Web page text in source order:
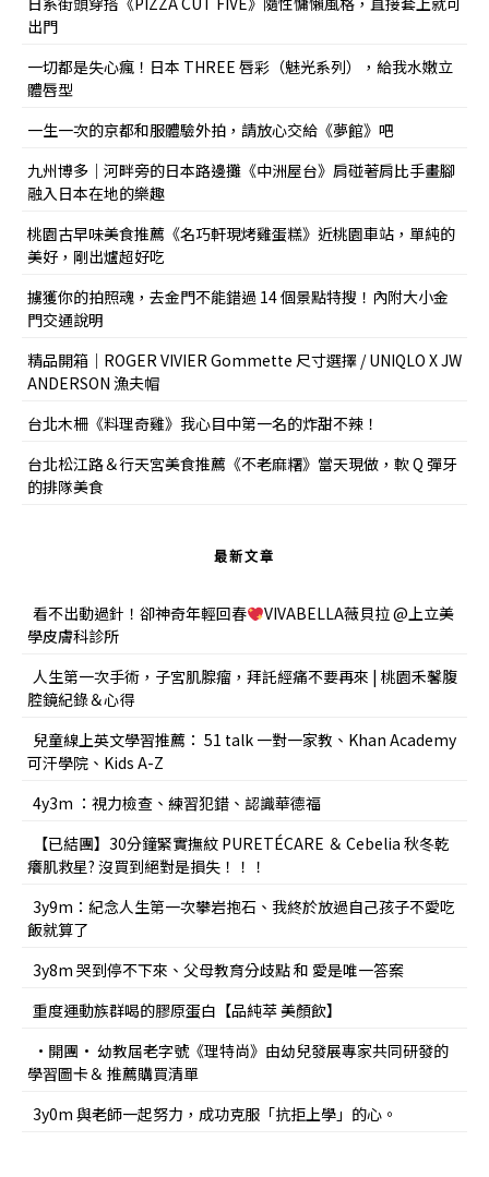
出門
一切都是失心瘋！日本 THREE 唇彩（魅光系列），給我水嫩立
體唇型
一生一次的京都和服體驗外拍，請放心交給《夢館》吧
九州博多｜河畔旁的日本路邊攤《中洲屋台》肩碰著肩比手畫腳
融入日本在地的樂趣
桃園古早味美食推薦《名巧軒現烤雞蛋糕》近桃園車站，單純的
美好，剛出爐超好吃
擄獲你的拍照魂，去金門不能錯過 14 個景點特搜！內附大小金
門交通說明
精品開箱｜ROGER VIVIER Gommette 尺寸選擇 / UNIQLO X JW
ANDERSON 漁夫帽
台北木柵《料理奇雞》我心目中第一名的炸甜不辣！
台北松江路＆行天宮美食推薦《不老麻糬》當天現做，軟 Q 彈牙
的排隊美食
最新文章
看不出動過針！卻神奇年輕回春
VIVABELLA薇貝拉 @上立美
學皮膚科診所
人生第一次手術，子宮肌腺瘤，拜託經痛不要再來 | 桃園禾馨腹
腔鏡紀錄＆心得
兒童線上英文學習推薦： 51 talk 一對一家教、Khan Academy
可汗學院、Kids A-Z
4y3m ：視力檢查、練習犯錯、認識華德福
【已結團】30分鐘緊實撫紋 PURETÉCARE ＆ Cebelia 秋冬乾
癢肌救星? 沒買到絕對是損失！！！
3y9m：紀念人生第一次攀岩抱石、我終於放過自己孩子不愛吃
飯就算了
3y8m 哭到停不下來、父母教育分歧點 和 愛是唯一答案
重度運動族群喝的膠原蛋白【品純萃 美顏飲】
•開團• 幼教屆老字號《理特尚》由幼兒發展專家共同研發的
學習圖卡＆ 推薦購買清單
3y0m 與老師一起努力，成功克服「抗拒上學」的心。